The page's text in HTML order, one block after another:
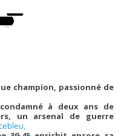
champion, passionné de
à deux ans de
un arsenal de guerre